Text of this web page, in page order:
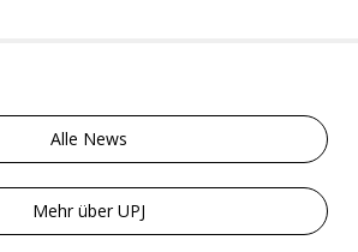
Alle News
Mehr über UPJ